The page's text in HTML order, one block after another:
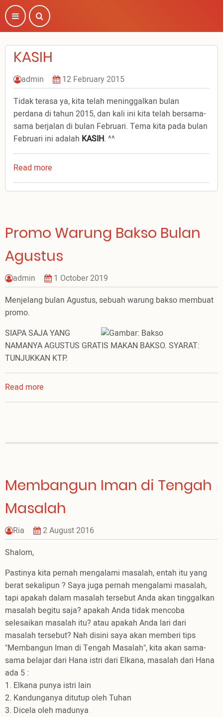
Skip
to
main
content
KASIH
admin
12 February 2015
Tidak terasa ya, kita telah meninggalkan bulan
perdana di tahun 2015, dan kali ini kita telah bersama-
sama berjalan di bulan Februari. Tema kita pada bulan
Februari ini adalah KASIH. ^^
Read more
KASIH
Promo Warung Bakso Bulan
Agustus
admin
1 October 2019
Menjelang bulan Agustus, sebuah warung bakso membuat
promo.
SIAPA SAJA YANG
NAMANYA AGUSTUS GRATIS MAKAN BAKSO. SYARAT:
TUNJUKKAN KTP.
Read more
Promo
Membangun Iman di Tengah
Masalah
Ria
2 August 2016
Shalom,
Pastinya kita pernah mengalami masalah, entah itu yang
berat sekalipun ? Saya juga pernah mengalami masalah,
tapi apakah dalam masalah tersebut Anda akan tinggalkan
masalah begitu saja? apakah Anda tidak mencoba
selesaikan masalah itu? atau apakah Anda lari dari
masalah tersebut? Nah disini saya akan memberi tips
"Membangun Iman di Tengah Masalah", kita akan sama-
sama belajar dari Hana istri dari Elkana, masalah dari Hana
ada 5 :
1. Elkana punya istri lain
2. Kandunganya ditutup oleh Tuhan
3. Dicela oleh madunya